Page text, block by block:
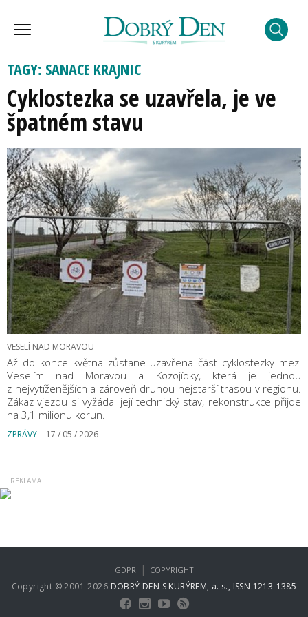
TAGY: SANACE KRAJNIC
Cyklostezka se uzavřela, je ve
špatném stavu
VESELÍ NAD MORAVOU
Až do konce května zůstane uzavřena část cyklostezky mezi
Veselím nad Moravou a Kozojídky, která je jednou
z nejvytíženějších a zároveň druhou nejstarší trasou v regionu.
Zákaz vjezdu si vyžádal její technický stav, rekonstrukce přijde
na 3,1 milionu korun.
ZPRÁVY 17 / 05 / 2026
Copyright © 2001-2026 DOBRÝ DEN S KURÝREM, a. s., ISSN 1213-1385
GDPR | COPYRIGHT